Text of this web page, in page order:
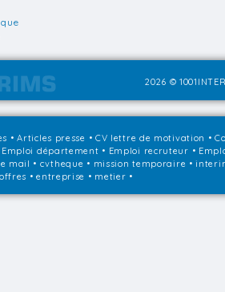
2026 ©
•Articles presse • CV lettre de motivation •
Emploi département • Emploi recruteur •
mail • cvtheque • mission temporaire •
• entreprise • metier •